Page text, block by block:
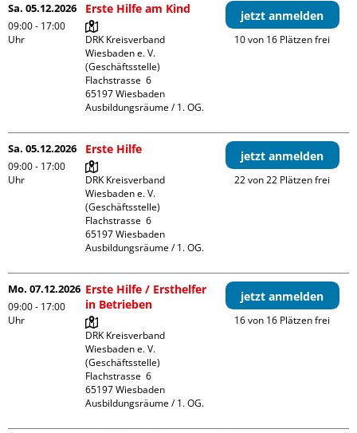
Sa. 05.12.2026
09:00 - 17:00
Uhr
Erste Hilfe am Kind
DRK Kreisverband
Wiesbaden e. V.
(Geschäftsstelle)
Flachstrasse  6
65197 Wiesbaden
Ausbildungsräume / 1. OG.
jetzt anmelden
10 von 16 Plätzen frei
Sa. 05.12.2026
09:00 - 17:00
Uhr
Erste Hilfe
DRK Kreisverband
Wiesbaden e. V.
(Geschäftsstelle)
Flachstrasse  6
65197 Wiesbaden
Ausbildungsräume / 1. OG.
jetzt anmelden
22 von 22 Plätzen frei
Mo. 07.12.2026
09:00 - 17:00
Uhr
Erste Hilfe / Ersthelfer
in Betrieben
DRK Kreisverband
Wiesbaden e. V.
(Geschäftsstelle)
Flachstrasse  6
65197 Wiesbaden
Ausbildungsräume / 1. OG.
jetzt anmelden
16 von 16 Plätzen frei